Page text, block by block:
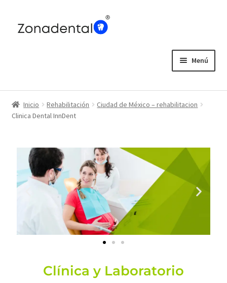
Menú
Blog
Inicio Rehabilitación
Ciudad de México – rehabilitacion
Clinica Dental InnDent
Clínica y Laboratorio